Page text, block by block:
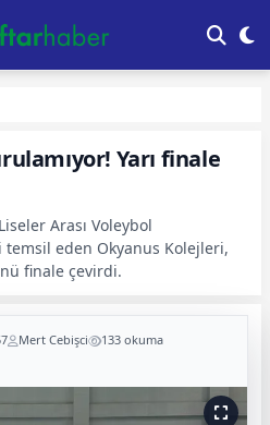
Yarı finale
Arası Voleybol
temsil eden Okyanus Kolejleri,
finale çevirdi.
Mert Cebişci 133 okuma